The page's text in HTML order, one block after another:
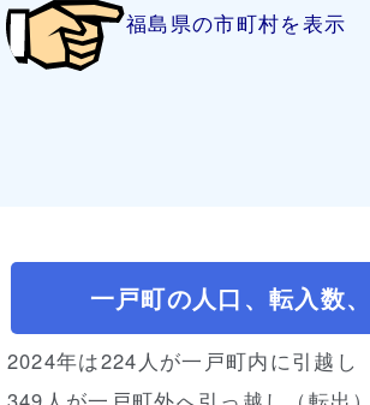
福島県の市町村を表示
一戸町の人口、転入数
2024年は224人が一戸町内に引越し